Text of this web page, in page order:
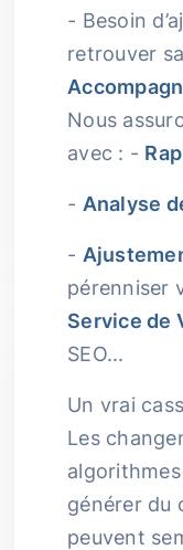
- Besoin
retrouver
Nous
avec : -
- Analyse
-
pérenniser
Service de
SEO...
Un vrai
Les
générer du
peuvent